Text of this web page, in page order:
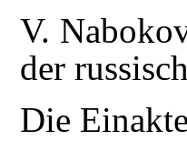
V.
der
Die